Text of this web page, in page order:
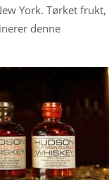
York. Tørket frukt,
denne